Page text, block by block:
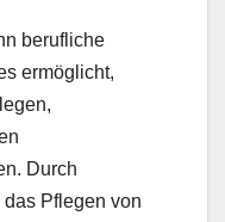
berufliche
ermöglicht,
Durch
Pflegen von